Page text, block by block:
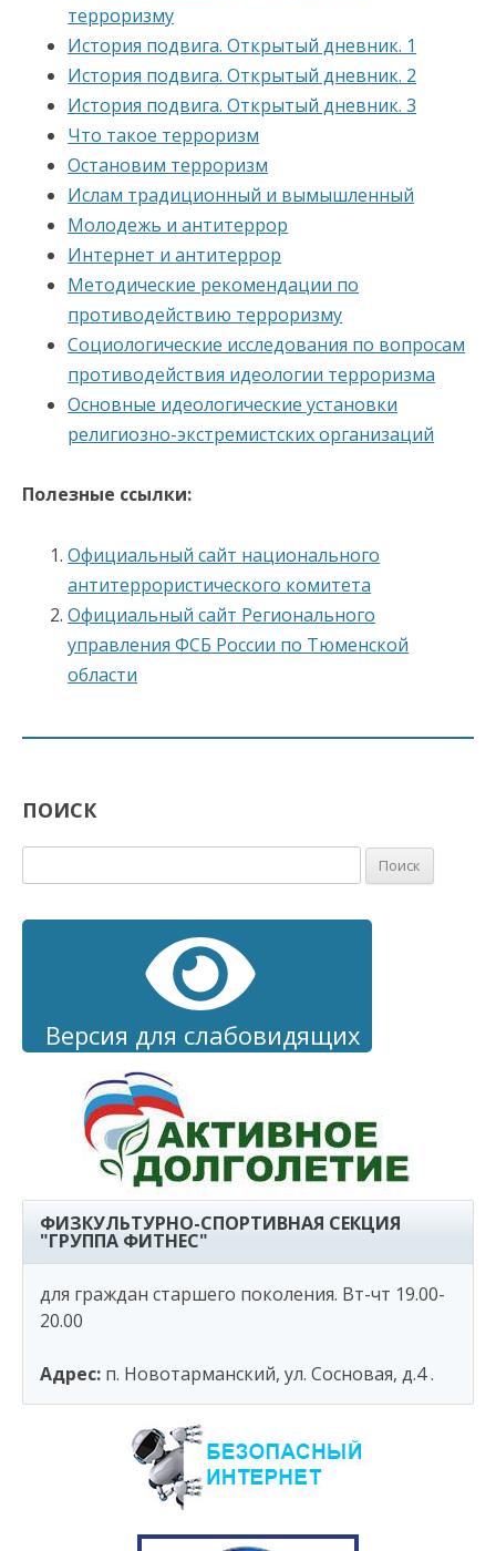
терроризму
История подвига. Открытый дневник. 1
История подвига. Открытый дневник. 2
История подвига. Открытый дневник. 3
Что такое терроризм
Остановим терроризм
Ислам традиционный и вымышленный
Молодежь и антитеррор
Интернет и антитеррор
Методические рекомендации по
противодействию терроризму
Социологические исследования по вопросам
противодействия идеологии терроризма
Основные идеологические установки
религиозно-экстремистских организаций
Полезные ссылки:
Официальный сайт национального
антитеррористического комитета
Официальный сайт Регионального
управления ФСБ России по Тюменской
области
ПОИСК
Найти:
Версия для слабовидящих
ФИЗКУЛЬТУРНО-СПОРТИВНАЯ СЕКЦИЯ
"ГРУППА ФИТНЕС"
для граждан старшего поколения. Вт-чт 19.00-
20.00
Адрес: п. Новотарманский, ул. Сосновая, д.4 .